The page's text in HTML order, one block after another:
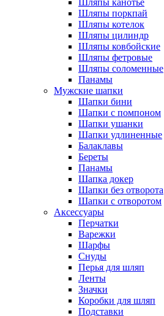
Шляпы канотье
Шляпы поркпай
Шляпы котелок
Шляпы цилиндр
Шляпы ковбойские
Шляпы фетровые
Шляпы соломенные
Панамы
Мужские шапки
Шапки бини
Шапки с помпоном
Шапки ушанки
Шапки удлиненные
Балаклавы
Береты
Панамы
Шапка докер
Шапки без отворота
Шапки с отворотом
Аксессуары
Перчатки
Варежки
Шарфы
Снуды
Перья для шляп
Ленты
Значки
Коробки для шляп
Подставки